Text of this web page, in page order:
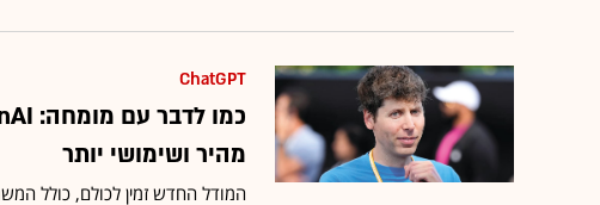
ChatGPT
מהיר ושימושי יותר
המודל החדש זמין לכולם, כולל